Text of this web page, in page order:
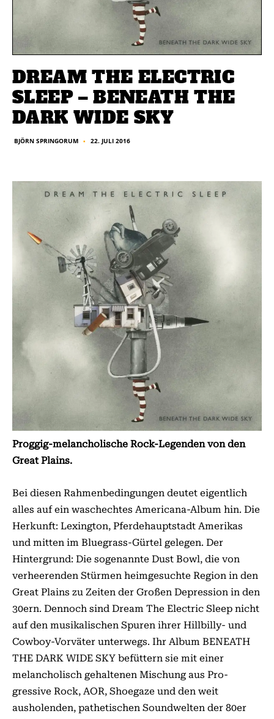
DREAM THE ELECTRIC
SLEEP – BENEATH THE
DARK WIDE SKY
BJÖRN SPRINGORUM ■ 22. JULI 2016
Proggig-melancholische Rock-Legenden von den
Great Plains.
Bei diesen Rahmenbedingungen deutet eigentlich
alles auf ein waschechtes Americana-Album hin. Die
Herkunft: Lexington, Pfer­dehauptstadt Amerikas
und mitten im Bluegrass-Gürtel gelegen. Der
Hintergrund: Die sogenannte Dust Bowl, die von
verheerenden Stürmen heimgesuchte Region in den
Great Plains zu Zeiten der Großen Depression in den
30ern. Dennoch sind Dream The Electric Sleep nicht
auf den musikalischen Spuren ihrer Hillbilly- und
Cowboy-Vorväter unterwegs. Ihr Album BENEATH
THE DARK WIDE SKY befüttern sie mit einer
melancholisch gehaltenen Mischung aus Pro­
gressive Rock, AOR, Shoegaze und den weit
ausholenden, pathetischen Soundwelten der 80er